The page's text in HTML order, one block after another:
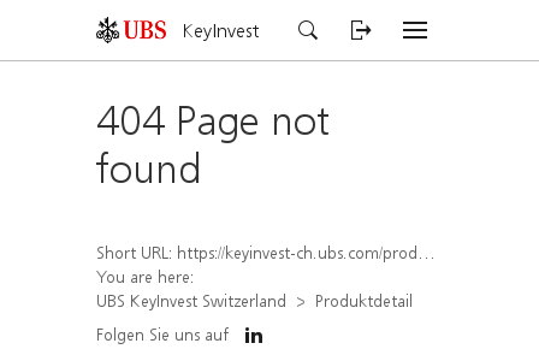
KeyInvest
404 Page not
found
Short URL: https://keyinvest-ch.ubs.com/produkt/detail/index/isin/CH1562164900
You are here:
UBS KeyInvest Switzerland
Produktdetail
Folgen Sie uns auf